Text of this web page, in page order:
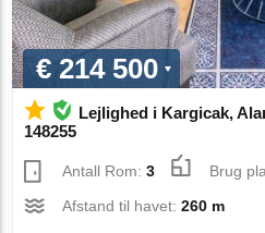
€ 214 500
Lejlighed i Kargicak,
148255
Antall Rom:3 Brug
Afstand til havet:260 m